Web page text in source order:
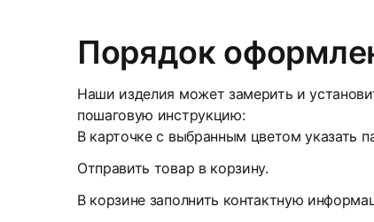
Порядок
Наши изделия может замерить и
пошаговую инструкцию:
В карточке с выбранным цветом указать
Отправить товар в корзину.
В корзине заполнить контактную